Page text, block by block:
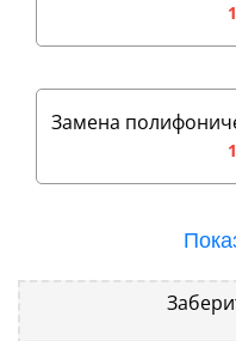
Замена